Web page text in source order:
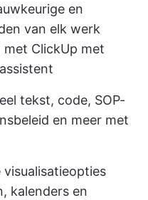
en
van elk werk
ClickUp met
tekst, code, SOP-
en meer met
visualisatieopties
kalenders en